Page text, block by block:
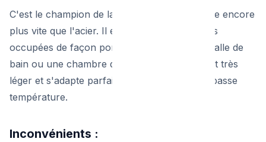
C'est le champion de la conductivité. Il chauffe encore
plus vite que l'acier. Il est idéal pour les pièces
occupées de façon ponctuelle (comme une salle de
bain ou une chambre d'amis). Il est également très
léger et s'adapte parfaitement aux systèmes basse
température.
Inconvénients :